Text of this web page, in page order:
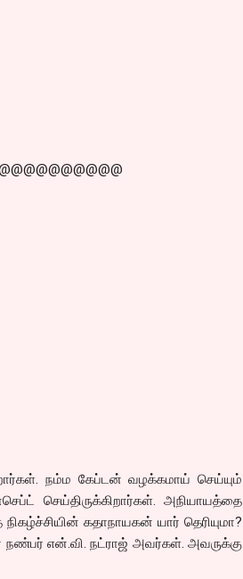
நம்ம கேப்டன் வழக்கமாய் செய்யும்
செய்திருக்கிறார்கள். அநியாயத்தை
கதாநாயகன் யார் தெரியுமா?
நண்பர் என்.வி. நட்ராஜ் அவர்கள். அவருக்கு